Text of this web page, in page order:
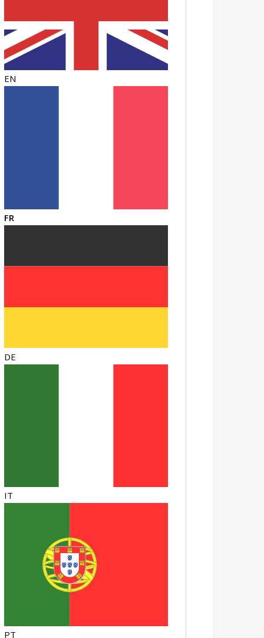
EN
FR
DE
IT
PT